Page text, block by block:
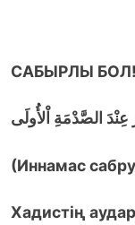
САБЫРЛЫ БОЛ!
عِنْدَ الصَّدْمَةِ اْلأُولَى
(Иннамас
Хадистің